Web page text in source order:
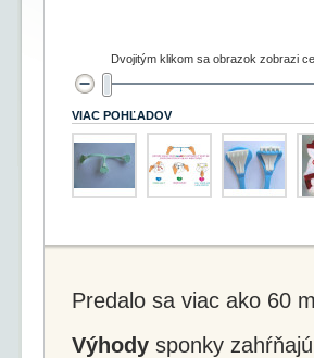
Dvojitým klikom sa obrazok zobrazi
VIAC POHĽADOV
Predalo sa viac ako 60
Výhody sponky